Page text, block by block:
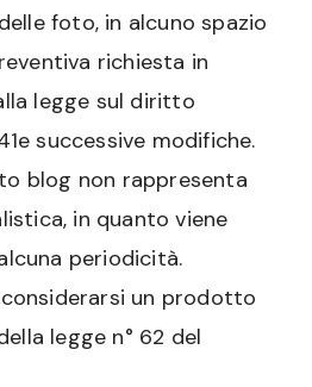
foto, in alcuno spazio
richiesta in
legge sul diritto
successive modifiche.
blog non rappresenta
in quanto viene
periodicità.
un prodotto
legge n° 62 del